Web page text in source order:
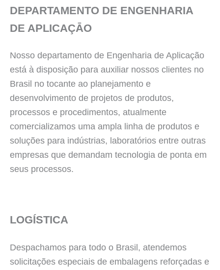
DEPARTAMENTO DE ENGENHARIA
DE APLICAÇĀO
Nosso departamento de Engenharia de Aplicação
está à disposição para auxiliar nossos clientes no
Brasil no tocante ao planejamento e
desenvolvimento de projetos de produtos,
processos e procedimentos, atualmente
comercializamos uma ampla linha de produtos e
soluções para indústrias, laboratórios entre outras
empresas que demandam tecnologia de ponta em
seus processos.
LOGÍSTICA
Despachamos para todo o Brasil, atendemos
solicitações especiais de embalagens reforçadas e